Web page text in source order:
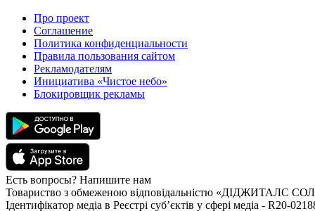
Про проект
Соглашение
Политика конфиденциальности
Правила пользования сайтом
Рекламодателям
Инициатива «Чистое небо»
Блокировщик рекламы
Есть вопросы? Напишите нам
Товариство з обмеженою відповідальністю «ДІДЖИТАЛС
Ідентифікатор медіа в Реєстрі суб’єктів у сфері медіа - R20-